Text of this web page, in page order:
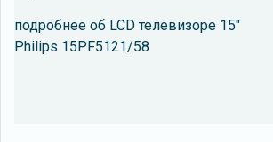
подробнее об LCD телевизоре 15"
Philips 15PF5121/58